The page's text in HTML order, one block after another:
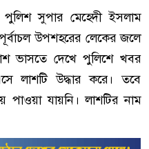
পুলিশ সুপার মেহেদী ইসলাম
উপশহরের লেকের জলে
ভাসতে দেখে পুলিশে খবর
লাশটি উদ্ধার করে। তবে
পাওয়া যায়নি। লাশটির নাম